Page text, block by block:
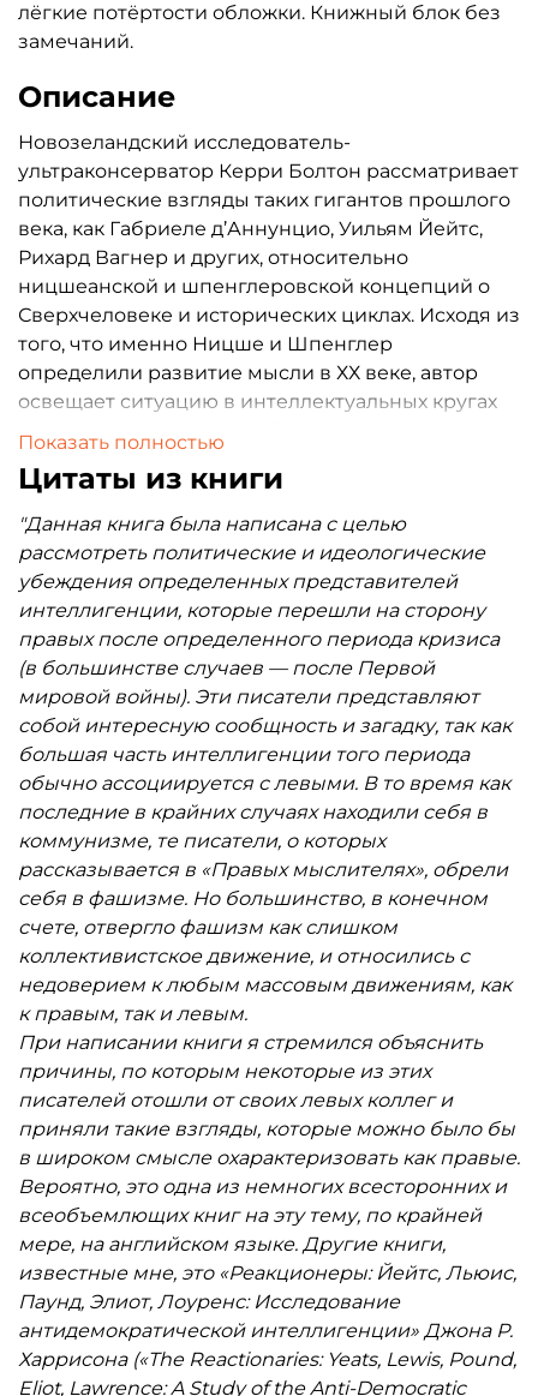
лёгкие потёртости обложки. Книжный блок без
замечаний.
Описание
Новозеландский исследователь-
ультраконсерватор Керри Болтон рассматривает
политические взгляды таких гигантов прошлого
века, как Габриеле д’Аннунцио, Уильям Йейтс,
Рихард Вагнер и других, относительно
ницшеанской и шпенглеровской концепций о
Сверхчеловеке и исторических циклах. Исходя из
того, что именно Ницше и Шпенглер
определили развитие мысли в ХХ веке, автор
освещает ситуацию в интеллектуальных кругах
Старого и Нового Света. Представленные в книге
полярные взгляды на идеологии масс, на
религию и индустриализацию, на наследие
прошлого и плоды будущего. Однако все они в
той или иной степени отрицали материализм и
эгалитаризм, все они испытывали тревогу из-за
распада культуры и традиций. Именно эти
факторы заставили их искать альтернативу
коммунизму и капитализму, в результате чего
они принимали праворадикальные идеи,
комбинируя их с язычеством, христианством и
атеизмом. И именно эти факторы ставят в один
ряд таких несравнимых личностей, как Томас
Элиот и Алистер Кроули, Филиппо Маринетти и
Кнут Гамсун, Юлиус Эвола и Перси Стивенсен.
Показать полностью
Цитаты из книги
"Данная книга была написана с целью
рассмотреть политические и идеологические
убеждения определенных представителей
интеллигенции, которые перешли на сторону
правых после определенного периода кризиса
(в большинстве случаев — после Первой
мировой войны). Эти писатели представляют
собой интересную сообщность и загадку, так как
большая часть интеллигенции того периода
обычно ассоциируется с левыми. В то время как
последние в крайних случаях находили себя в
коммунизме, те писатели, о которых
рассказывается в «Правых мыслителях», обрели
себя в фашизме. Но большинство, в конечном
счете, отвергло фашизм как слишком
коллективистское движение, и относились с
недоверием к любым массовым движениям, как
к правым, так и левым.
При написании книги я стремился объяснить
причины, по которым некоторые из этих
писателей отошли от своих левых коллег и
приняли такие взгляды, которые можно было бы
в широком смысле охарактеризовать как правые.
Вероятно, это одна из немногих всесторонних и
всеобъемлющих книг на эту тему, по крайней
мере, на английском языке. Другие книги,
известные мне, это «Реакционеры: Йейтс, Льюис,
Паунд, Элиот, Лоуренс: Исследование
антидемократической интеллигенции» Джона Р.
Харрисона («The Reactionaries: Yeats, Lewis, Pound,
Eliot, Lawrence: A Study of the Anti-Democratic